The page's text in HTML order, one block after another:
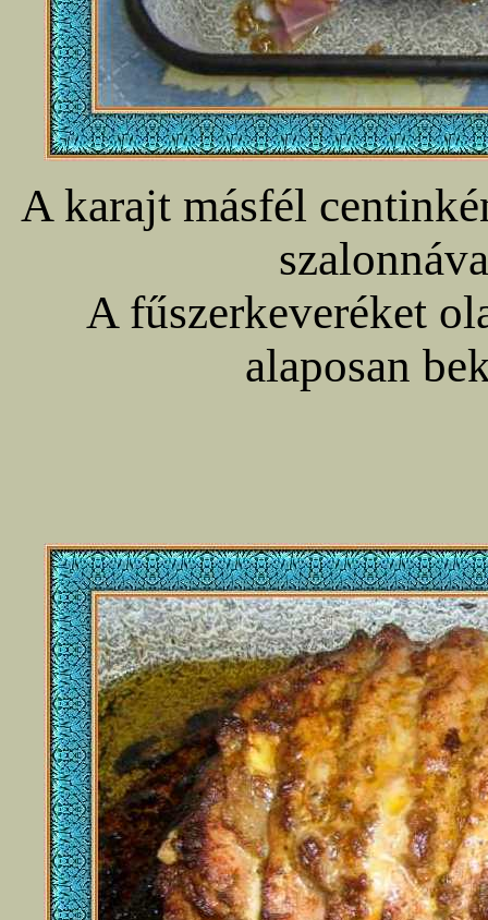
A karajt másfél
A fűszerkeveréket
alaposan